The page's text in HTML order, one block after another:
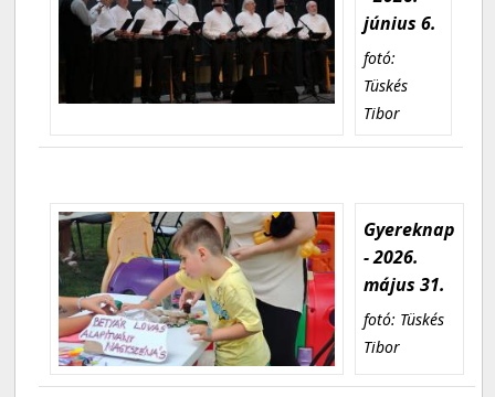
június 6.
fotó:
Tüskés
Tibor
Gyereknap
- 2026.
május 31.
fotó: Tüskés
Tibor